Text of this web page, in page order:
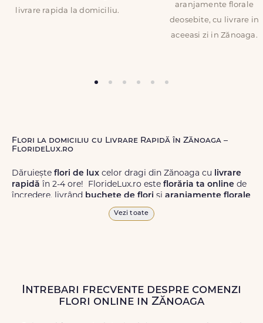
livrare rapida la domiciliu.
aranjamente florale
deosebite, cu livrare in
aceeasi zi in Zănoaga.
Flori la domiciliu cu Livrare Rapidă în Zănoaga –
FlorideLux.ro
Dăruiește flori de lux celor dragi din Zănoaga cu livrare
rapidă în 2-4 ore! FlorideLux.ro este florăria ta online de
încredere, livrând buchete de flori și aranjamente florale
de calitate superioară în Zănoaga și în toată România.
Livrăm buchete de florichiar și în weekend, pentru ca tu
să poți adresa un gest frumos atunci când ai nevoie.
Vezi toate
Intrebari frecvente despre comenzi
flori online in Zănoaga